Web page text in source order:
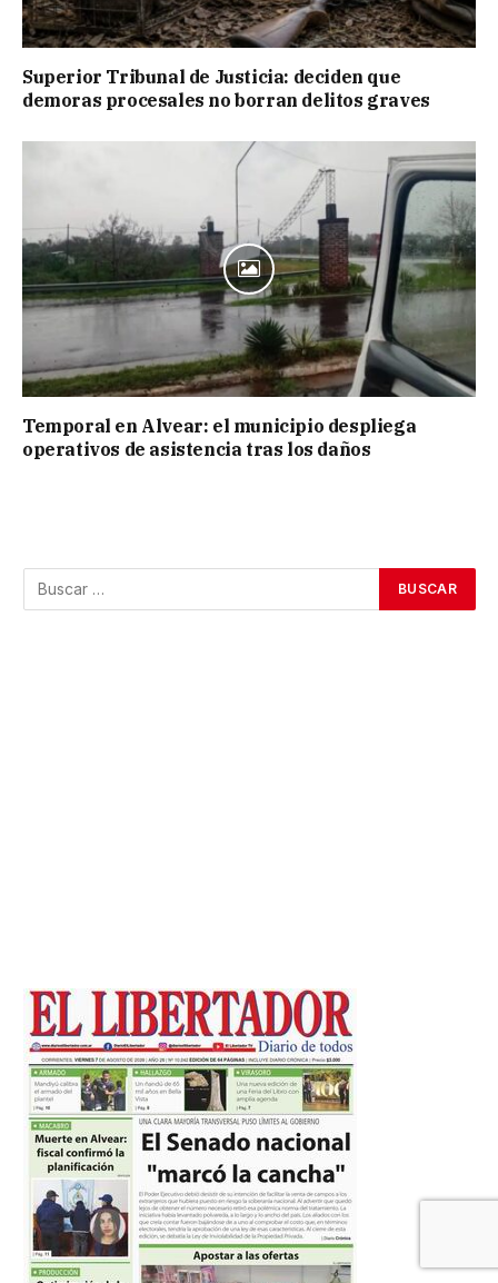
Superior Tribunal de Justicia: deciden que
demoras procesales no borran delitos graves
Temporal en Alvear: el municipio despliega
operativos de asistencia tras los daños